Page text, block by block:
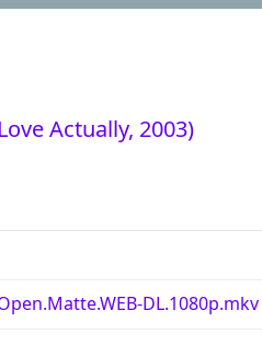
Actually, 2003)
DL.1080p.mkv